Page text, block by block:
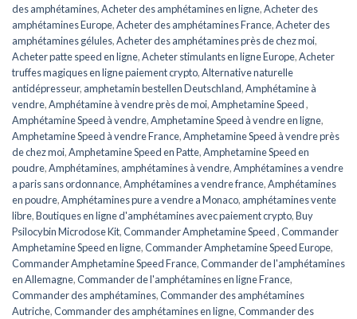
des amphétamines,Acheter des amphétamines en ligne,Acheter des
amphétamines Europe,Acheter des amphétamines France,Acheter des
amphétamines gélules,Acheter des amphétamines près de chez moi,
Acheter patte speed en ligne,Acheter stimulants en ligne Europe,Acheter
truffes magiques en ligne paiement crypto,Alternative naturelle
antidépresseur, amphetamin bestellen Deutschland,Amphétamine à
vendre,Amphétamine à vendre près de moi,Amphetamine Speed ​​​​,
Amphétamine Speed ​​​​à vendre,Amphetamine Speed ​​​​à vendre en ligne,
Amphetamine Speed ​​​​à vendre France,Amphetamine Speed à vendre près
de chez moi,Amphetamine Speed en ​​​​Patte,Amphetamine Speed en
poudre,Amphétamines, amphétamines à vendre,Amphétamines a vendre
a paris sans ordonnance,Amphétamines a vendre france,Amphétamines
en poudre,Amphétamines pure a vendre a Monaco, amphétamines vente
libre,Boutiques en ligne d'amphétamines avec paiement crypto,Buy
Psilocybin Microdose Kit,Commander Amphetamine Speed ​​​​,Commander
Amphetamine Speed ​​​​en ligne,Commander Amphetamine Speed ​​​Europe,
Commander Amphetamine Speed ​​France,Commander de l'amphétamines
en Allemagne,Commander de l'amphétamines en ligne France,
Commander des amphétamines,Commander des amphétamines
Autriche,Commander des amphétamines en ligne,Commander des